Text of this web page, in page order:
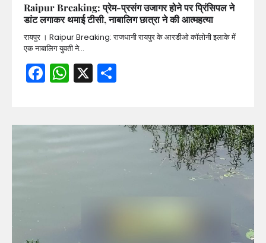
Raipur Breaking: प्रेम-प्रसंग उजागर होने पर प्रिंसिपल ने
डांट लगाकर थमाई टीसी, नाबालिग छात्रा ने की आत्महत्या
रायपुर । Raipur Breaking: राजधानी रायपुर के आरडीओ कॉलोनी इलाके में
एक नाबालिग युवती ने…
Facebook
WhatsApp
X